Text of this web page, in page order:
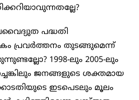
പദ്ധതി
പ്രവർത്തനം തുടങ്ങുമെന്ന്
1998-ലും 2005-ലും
ജനങ്ങളുടെ ശക്തമായ
ഇടപെടലും മൂലം